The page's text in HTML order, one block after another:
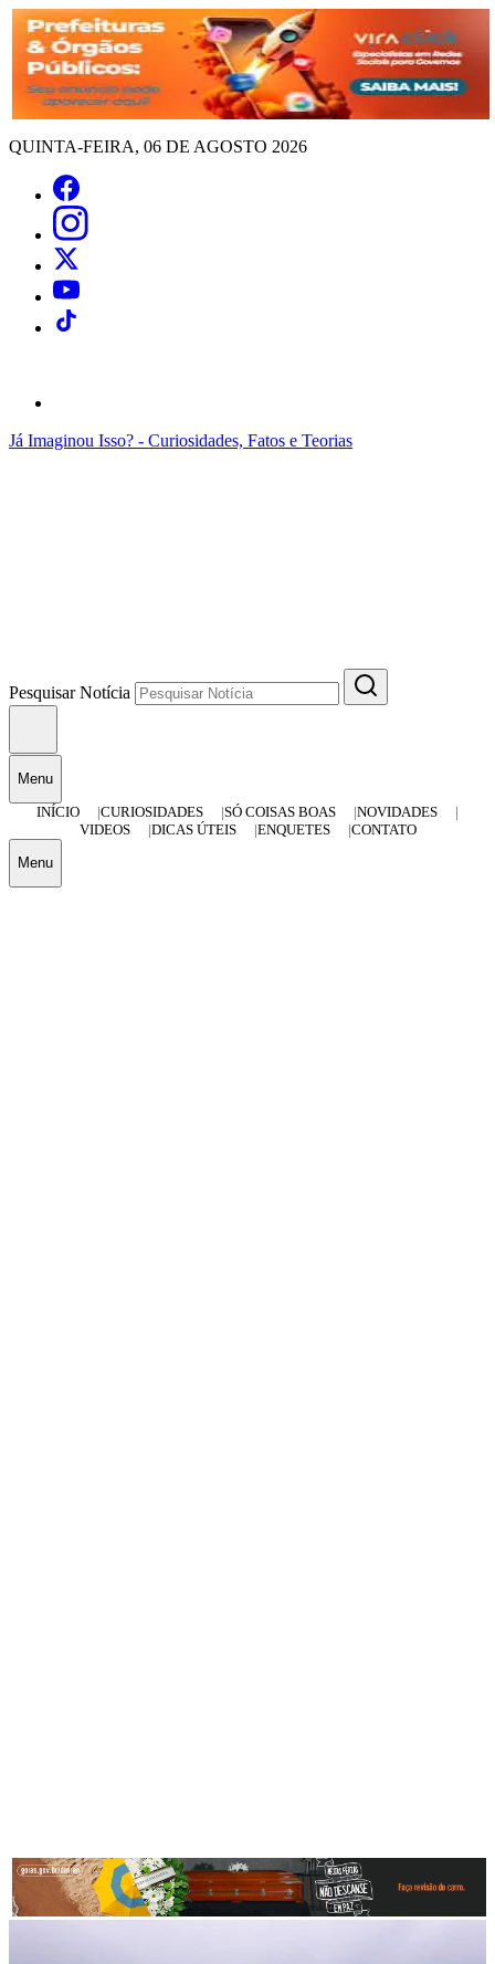
QUINTA-FEIRA, 06 DE AGOSTO 2026
Já Imaginou Isso? - Curiosidades, Fatos e Teorias
Pesquisar Notícia
Menu
INÍCIO
CURIOSIDADES SÓ COISAS BOAS
NOVIDADES
VIDEOS
DICAS ÚTEIS ENQUETES CONTATO
Menu